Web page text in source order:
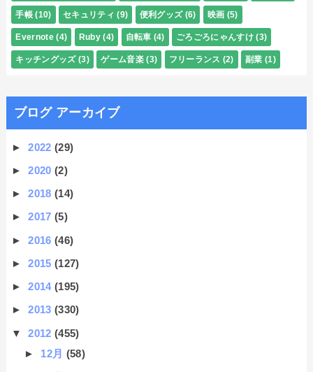
手帳 (10) セキュリティ (9) 便利グッズ (6) 映画 (5)
Evernote (4) Ruby (4) 自転車 (4) ごろごろにゃんすけ (3)
キッチングッズ (3) ゲーム音楽 (3) フリーランス (2) 副業 (1)
ブログ アーカイブ
►2022(29)
►2020(2)
►2018(14)
►2017(5)
►2016(46)
►2015(127)
►2014(195)
►2013(330)
▼2012(455)
► 12月 (58)